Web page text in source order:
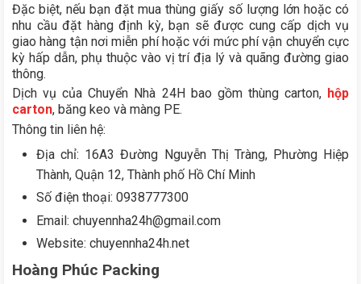
Đặc biệt, nếu bạn đặt mua thùng giấy số lượng lớn hoặc có
nhu cầu đặt hàng định kỳ, bạn sẽ được cung cấp dịch vụ
giao hàng tận nơi miễn phí hoặc với mức phí vận chuyển cực
kỳ hấp dẫn, phụ thuộc vào vị trí địa lý và quãng đường giao
thông.
Dịch vụ của Chuyển Nhà 24H bao gồm thùng carton, hộp
carton, băng keo và màng PE.
Thông tin liên hệ:
Địa chỉ: 16A3 Đường Nguyễn Thị Tràng, Phường Hiệp
Thành, Quận 12, Thành phố Hồ Chí Minh
Số điện thoại: 0938777300
Email: chuyennha24h@gmail.com
Website: chuyennha24h.net
Hoàng Phúc Packing